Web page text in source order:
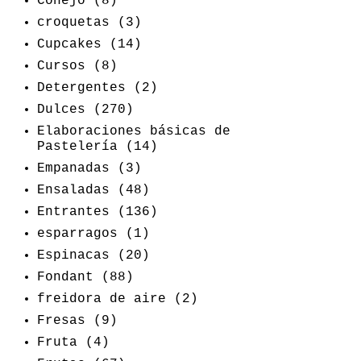
croquetas
(3)
Cupcakes
(14)
Cursos
(8)
Detergentes
(2)
Dulces
(270)
Elaboraciones básicas de
Pastelería
(14)
Empanadas
(3)
Ensaladas
(48)
Entrantes
(136)
esparragos
(1)
Espinacas
(20)
Fondant
(88)
freidora de aire
(2)
Fresas
(9)
Fruta
(4)